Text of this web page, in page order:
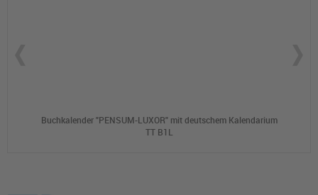
Buchkalender "PENSUM-LUXOR" mit deutschem Kalendarium
TT B1L